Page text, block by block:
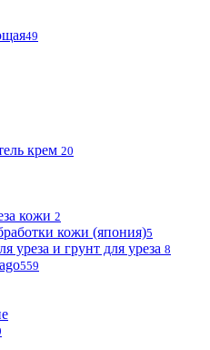
49
крем 20
кожи 2
кожи (япония)5
уреза и грунт для уреза 8
559